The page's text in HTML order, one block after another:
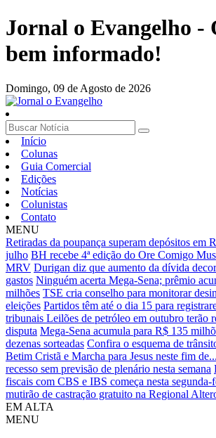
Jornal o Evangelho -
bem informado!
Domingo, 09 de Agosto de 2026
Início
Colunas
Guia Comercial
Edições
Notícias
Colunistas
Contato
MENU
Retiradas da poupança superam depósitos em
julho BH recebe 4ª edição do Ore Comigo
MRV Durigan diz que aumento da dívida
gastos Ninguém acerta Mega-Sena; prêmio
milhões TSE cria conselho para monitorar
eleições Partidos têm até o dia 15 para
tribunais Leilões de petróleo em outubro terão
disputa Mega-Sena acumula para R$ 135
dezenas sorteadas Confira o esquema de
Betim Cristã e Marcha para Jesus neste fim de...
recesso sem previsão de plenário nesta semana
fiscais com CBS e IBS começa nesta segunda-
mutirão de castração gratuito na Regional
EM ALTA
MENU